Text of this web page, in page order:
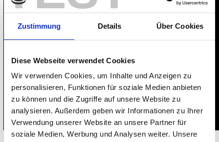
Zustimmung Details Über Cookies
Diese Webseite verwendet Cookies
Wir verwenden Cookies, um Inhalte und Anzeigen zu
personalisieren, Funktionen für soziale Medien anbieten
zu können und die Zugriffe auf unsere Website zu
analysieren. Außerdem geben wir Informationen zu Ihrer
Verwendung unserer Website an unsere Partner für
soziale Medien, Werbung und Analysen weiter. Unsere
Reduce procurement cycles
Merge product packs and manage a single pack
Make life easier and give you time back to focus